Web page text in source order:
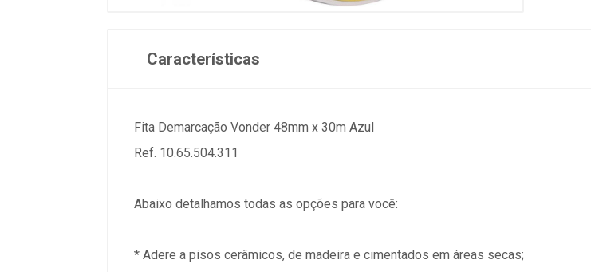
Características
Fita Demarcação Vonder 48mm x 30m Azul
Ref. 10.65.504.311
Abaixo detalhamos todas as opções para você:
* Adere a pisos cerâmicos, de madeira e cimentados em áreas secas;